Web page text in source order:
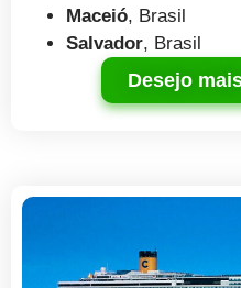
Maceió, Brasil
Salvador, Brasil
Desejo